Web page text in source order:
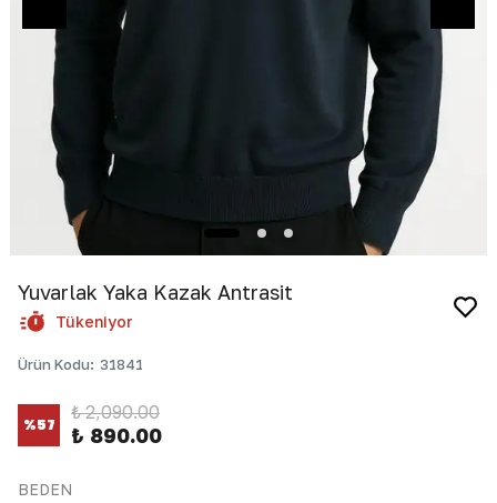
Yuvarlak Yaka Kazak Antrasit
Tükeniyor
Ürün Kodu: 31841
%57
₺ 2,090.00
₺ 890.00
BEDEN